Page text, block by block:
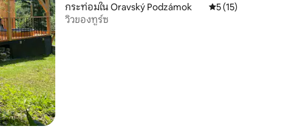
กระท่อมใน Oravský Podzámok คะแนนเฉลี่ย 5 จาก
5 (15)
วิวของทูร์ซ